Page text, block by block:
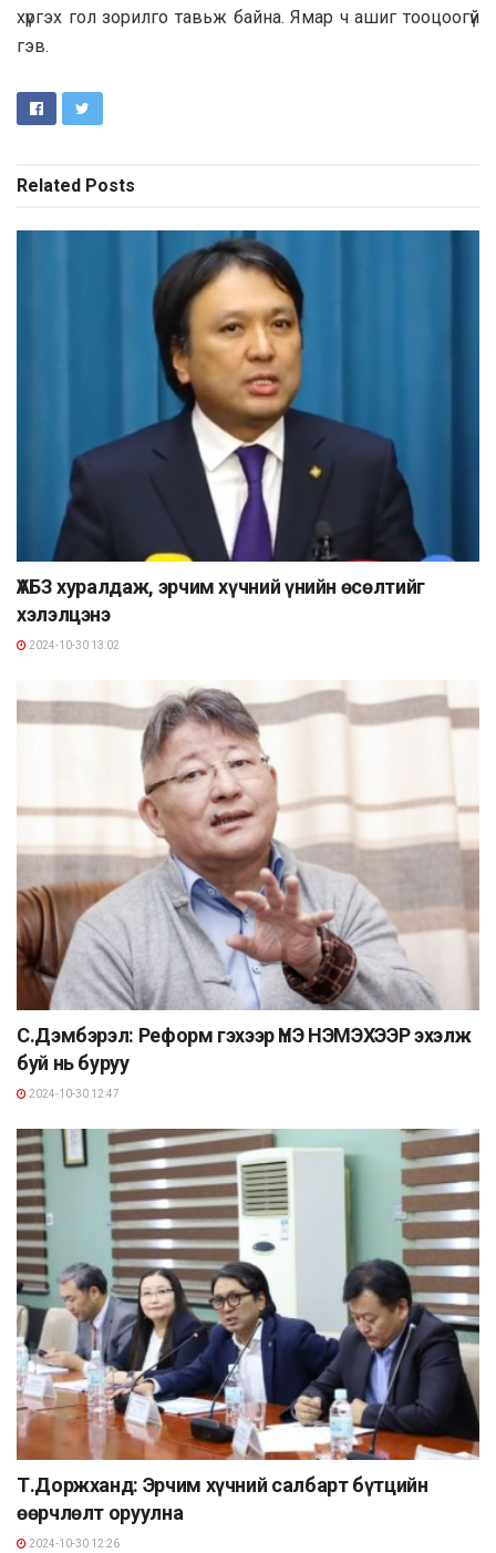
хүргэх гол зорилго тавьж байна. Ямар ч ашиг тооцоогүй
гэв.
Related Posts
ҮАБЗ хуралдаж, эрчим хүчний үнийн өсөлтийг
хэлэлцэнэ
2024-10-30 13:02
С.Дэмбэрэл: Реформ гэхээр ҮНЭ НЭМЭХЭЭР эхэлж
буй нь буруу
2024-10-30 12:47
Т.Доржханд: Эрчим хүчний салбарт бүтцийн
өөрчлөлт оруулна
2024-10-30 12:26